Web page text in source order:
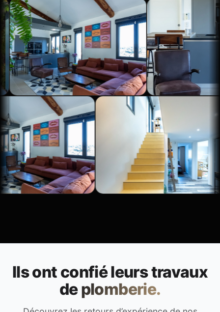
Ils ont confié leurs travaux
deplomberie.